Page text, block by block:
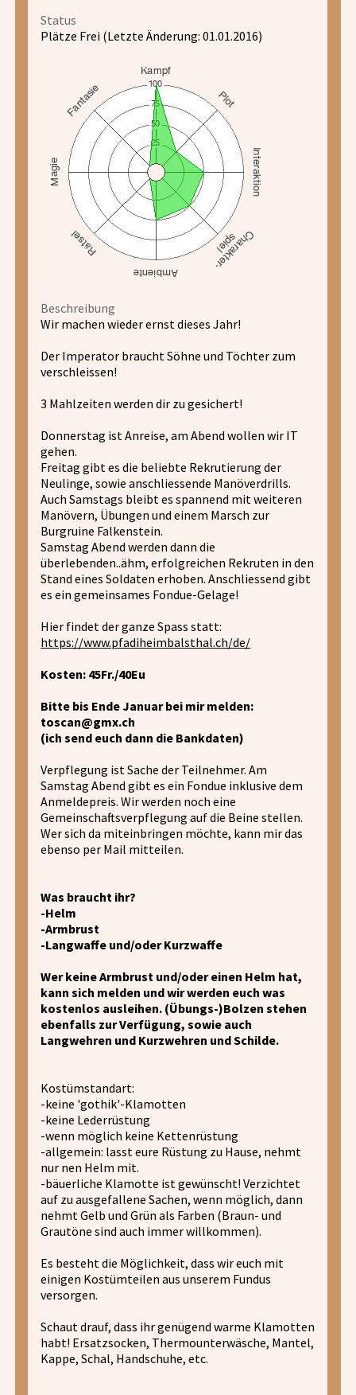
Status
Plätze Frei (Letzte Änderung: 01.01.2016)
Beschreibung
Wir machen wieder ernst dieses Jahr!
Der Imperator braucht Söhne und Töchter zum
verschleissen!
3 Mahlzeiten werden dir zu gesichert!
Donnerstag ist Anreise, am Abend wollen wir IT
gehen.
Freitag gibt es die beliebte Rekrutierung der
Neulinge, sowie anschliessende Manöverdrills.
Auch Samstags bleibt es spannend mit weiteren
Manövern, Übungen und einem Marsch zur
Burgruine Falkenstein.
Samstag Abend werden dann die
überlebenden..ähm, erfolgreichen Rekruten in den
Stand eines Soldaten erhoben. Anschliessend gibt
es ein gemeinsames Fondue-Gelage!
Hier findet der ganze Spass statt:
https://www.pfadiheimbalsthal.ch/de/
Kosten: 45Fr./40Eu
Bitte bis Ende Januar bei mir melden:
toscan@gmx.ch
(ich send euch dann die Bankdaten)
Verpflegung ist Sache der Teilnehmer. Am
Samstag Abend gibt es ein Fondue inklusive dem
Anmeldepreis. Wir werden noch eine
Gemeinschaftsverpflegung auf die Beine stellen.
Wer sich da miteinbringen möchte, kann mir das
ebenso per Mail mitteilen.
Was braucht ihr?
-Helm
-Armbrust
-Langwaffe und/oder Kurzwaffe
Wer keine Armbrust und/oder einen Helm hat,
kann sich melden und wir werden euch was
kostenlos ausleihen. (Übungs-)Bolzen stehen
ebenfalls zur Verfügung, sowie auch
Langwehren und Kurzwehren und Schilde.
Kostümstandart:
-keine 'gothik'-Klamotten
-keine Lederrüstung
-wenn möglich keine Kettenrüstung
-allgemein: lasst eure Rüstung zu Hause, nehmt
nur nen Helm mit.
-bäuerliche Klamotte ist gewünscht! Verzichtet
auf zu ausgefallene Sachen, wenn möglich, dann
nehmt Gelb und Grün als Farben (Braun- und
Grautöne sind auch immer willkommen).
Es besteht die Möglichkeit, dass wir euch mit
einigen Kostümteilen aus unserem Fundus
versorgen.
Schaut drauf, dass ihr genügend warme Klamotten
habt! Ersatzsocken, Thermounterwäsche, Mantel,
Kappe, Schal, Handschuhe, etc.